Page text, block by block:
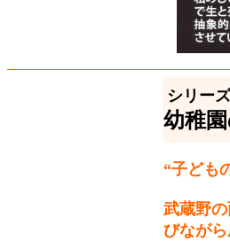
シリー
幼稚
“子ども
武蔵野
びなが